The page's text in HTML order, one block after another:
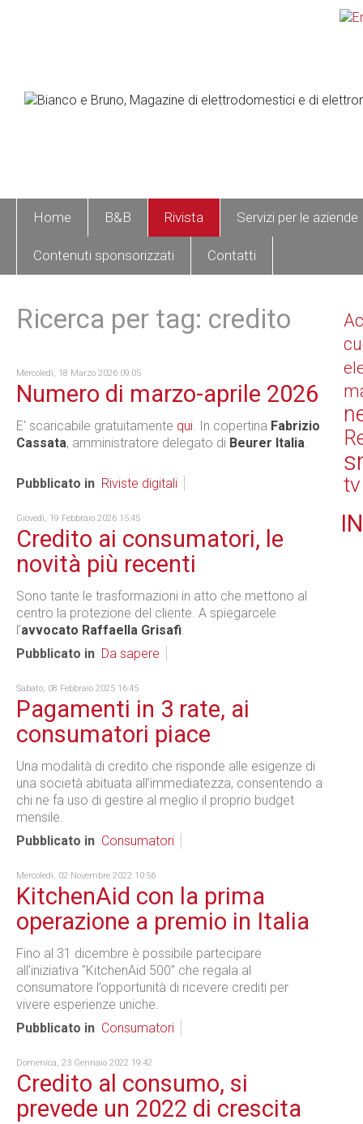
Home B&B Rivista Servizi per le aziende
Contenuti sponsorizzati Contatti
Ricerca per tag: credito
Mercoledì, 18 Marzo 2026 09:05
Numero di marzo-aprile 2026
E' scaricabile gratuitamente qui. In copertina Fabrizio
Cassata, amministratore delegato di Beurer Italia.
Pubblicato in Riviste digitali
Giovedì, 19 Febbraio 2026 15:45
Credito ai consumatori, le
novità più recenti
Sono tante le trasformazioni in atto che mettono al
centro la protezione del cliente. A spiegarcele
l’avvocato Raffaella Grisafi.
Pubblicato in Da sapere
Sabato, 08 Febbraio 2025 16:45
Pagamenti in 3 rate, ai
consumatori piace
Una modalità di credito che risponde alle esigenze di
una società abituata all’immediatezza, consentendo a
chi ne fa uso di gestire al meglio il proprio budget
mensile.
Pubblicato in Consumatori
Mercoledì, 02 Novembre 2022 10:56
KitchenAid con la prima
operazione a premio in Italia
Fino al 31 dicembre è possibile partecipare
all’iniziativa "KitchenAid 500" che regala al
consumatore l’opportunità di ricevere crediti per
vivere esperienze uniche.
Pubblicato in Consumatori
Domenica, 23 Gennaio 2022 19:42
Credito al consumo, si
prevede un 2022 di crescita
tv
IN